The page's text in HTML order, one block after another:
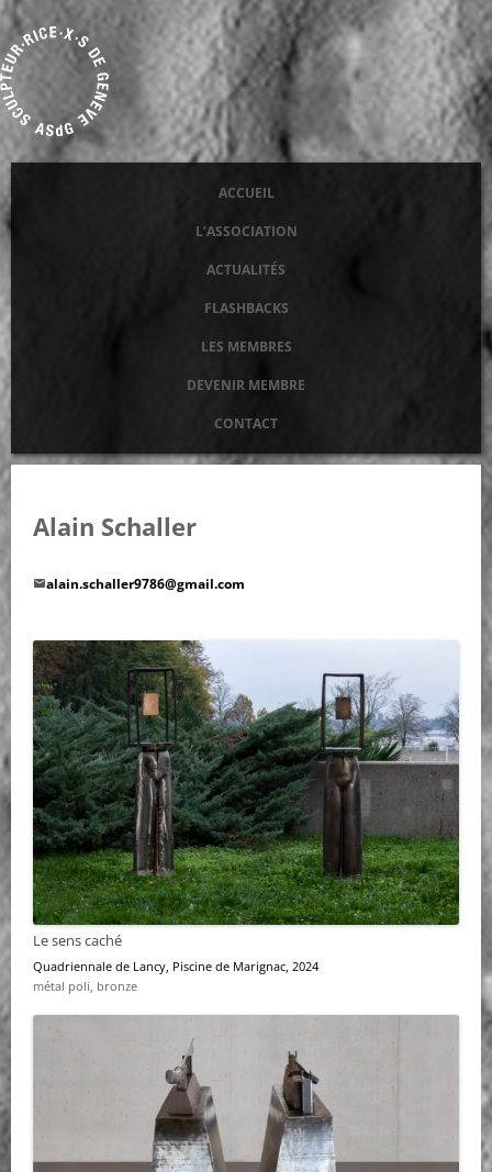
Aller
au
contenu
ACCUEIL
L’ASSOCIATION
ACTUALITÉS
FLASHBACKS
LES MEMBRES
DEVENIR MEMBRE
CONTACT
Alain Schaller
DU
MEMBRE
alain.schaller9786@gmail.com
GALERIE
Le sens caché
Quadriennale de Lancy , Piscine de Marignac, 2024
métal poli, bronze